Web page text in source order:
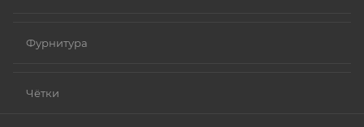
Фурнитура
Чётки